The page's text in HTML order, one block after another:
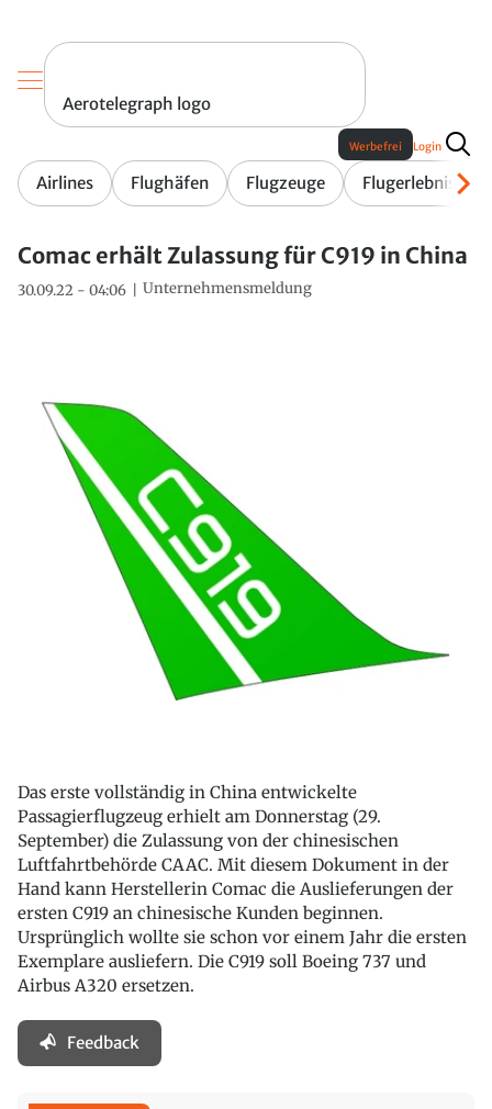
Aerotelegraph logo
Airlines Flughäfen Flugzeuge Flugerlebnis
Werbefrei Login
Comac erhält Zulassung für C919 in China
30.09.22 - 04:06 Unternehmensmeldung
Das erste vollständig in China entwickelte
Passagierflugzeug erhielt am Donnerstag (29.
September) die Zulassung von der chinesischen
Luftfahrtbehörde CAAC. Mit diesem Dokument in der
Hand kann Herstellerin Comac die Auslieferungen der
ersten C919 an chinesische Kunden beginnen.
Ursprünglich wollte sie schon vor einem Jahr die ersten
Exemplare ausliefern. Die C919 soll Boeing 737 und
Airbus A320 ersetzen.
Feedback